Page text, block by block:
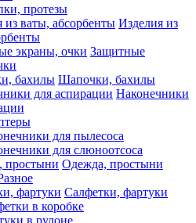
протезы
Изделия из
Защитные
Шапочки, бахилы
Наконечники
для пылесоса
для слюноотсоса
Одежда, простыни
Салфетки, фартуки
в коробке
в рулоне